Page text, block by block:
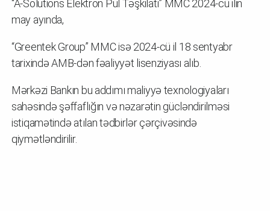
“A-Solutions Elektron Pul Təşkilatı” MMC 2024-cü ilin
may ayında,
“Greentek Group” MMC isə 2024-cü il 18 sentyabr
tarixində AMB-dən fəaliyyət lisenziyası alıb.
Mərkəzi Bankın bu addımı maliyyə texnologiyaları
sahəsində şəffaflığın və nəzarətin gücləndirilməsi
istiqamətində atılan tədbirlər çərçivəsində
qiymətləndirilir.